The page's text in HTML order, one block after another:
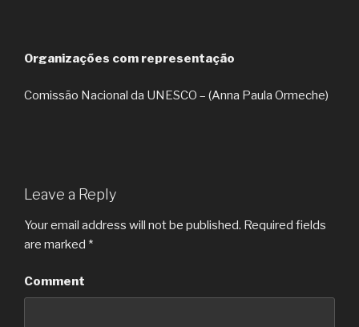
Organizações com representação
Comissão Nacional da UNESCO – (Anna Paula Ormeche)
Leave a Reply
Your email address will not be published. Required fields
are marked *
Comment